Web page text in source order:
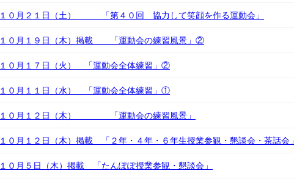
１０月２１日（土） 「第４０回 協力して笑顔を作る運動会」
１０月１９日（木）掲載 「運動会の練習風景」②
１０月１７日（火） 「運動会全体練習」②
１０月１１日（水） 「運動会全体練習」①
１０月１２日（木） 「運動会の練習風景」
１０月１２日（木）掲載 「２年・４年・６年生授業参観・懇談会・茶話会」
１０月５日（木）掲載 「たんぽぽ授業参観・懇談会」